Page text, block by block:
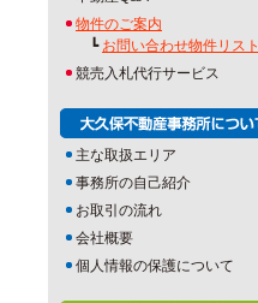
物件のご案内
┗ お問い合わせ物件リスト
競売入札代行サービス
主な取扱エリア
事務所の自己紹介
お取引の流れ
会社概要
個人情報の保護について